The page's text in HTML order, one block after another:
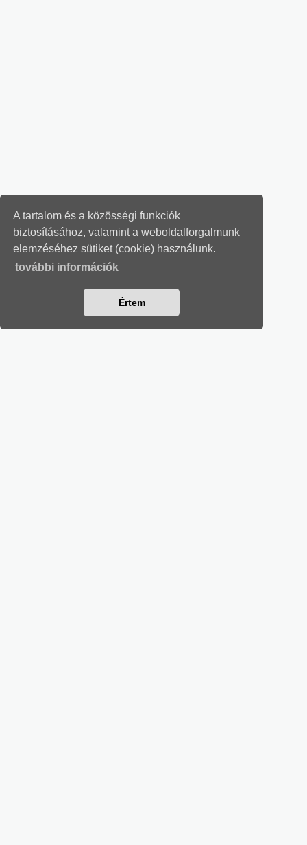
A tartalom és a közösségi funkciók
biztosításához, valamint a weboldalforgalmunk
elemzéséhez sütiket (cookie) használunk.
további információk
Értem